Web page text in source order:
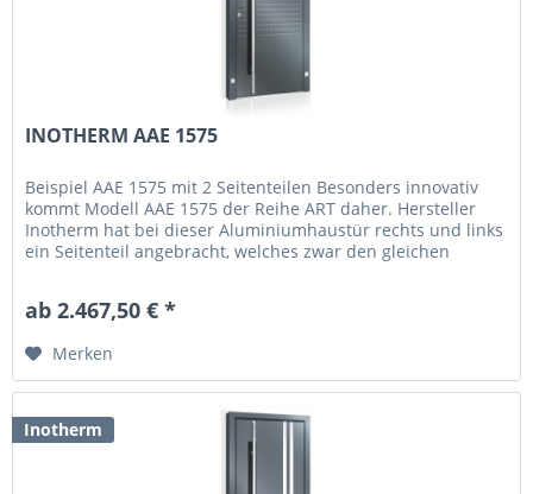
INOTHERM AAE 1575
Beispiel AAE 1575 mit 2 Seitenteilen Besonders innovativ
kommt Modell AAE 1575 der Reihe ART daher. Hersteller
Inotherm hat bei dieser Aluminiumhaustür rechts und links
ein Seitenteil angebracht, welches zwar den gleichen
ab 2.467,50 € *
Merken
Inotherm